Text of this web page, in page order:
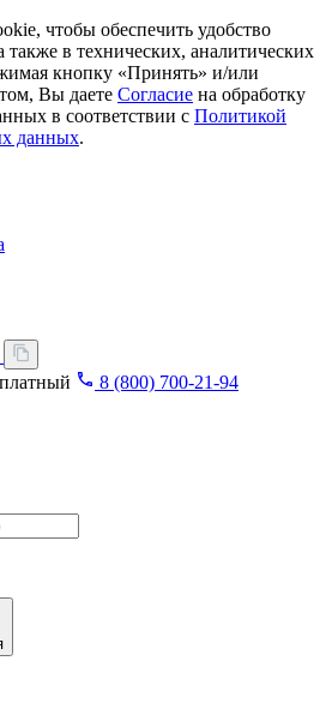
чтобы обеспечить удобство
также в технических, аналитических
кнопку «Принять» и/или
Вы даете Согласие на обработку
в соответствии с Политикой
данных.
8 (800) 700-21-94